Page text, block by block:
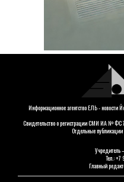
Информационное агентство ЕЛЬ - новости
Свидетельство о регистрации СМИ ИА № ФС
Отдельные
Тел.:
Главный